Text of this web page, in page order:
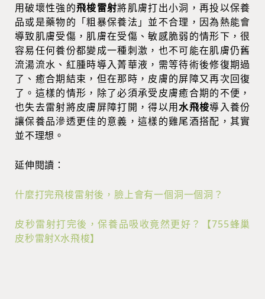
用破壞性強的飛梭雷射將肌膚打出小洞，再投以保養
品或是藥物的「粗暴保養法」並不合理，因為熱能會
導致肌膚受傷，肌膚在受傷、敏感脆弱的情形下，很
容易任何養份都變成一種刺激，也不可能在肌膚仍舊
流湯流水、紅腫時導入菁華液，需等待術後修復期過
了、癒合期結束，但在那時，皮膚的屏障又再次回復
了。這樣的情形，除了必須承受皮膚癒合期的不便，
也失去雷射將皮膚屏障打開，得以用水飛梭導入養份
讓保養品滲透更佳的意義，這樣的雞尾酒搭配，其實
並不理想。
延伸閱讀：
什麼打完飛梭雷射後，臉上會有一個洞一個洞？
皮秒雷射打完後，保養品吸收竟然更好？【755蜂巢
皮秒雷射X水飛梭】